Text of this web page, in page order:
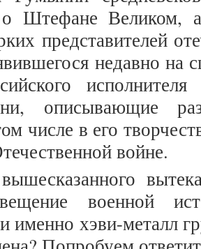
о Штефане
представителей
недавно на
описывающие
числе в его
войне.
военной
именно хэви-металл